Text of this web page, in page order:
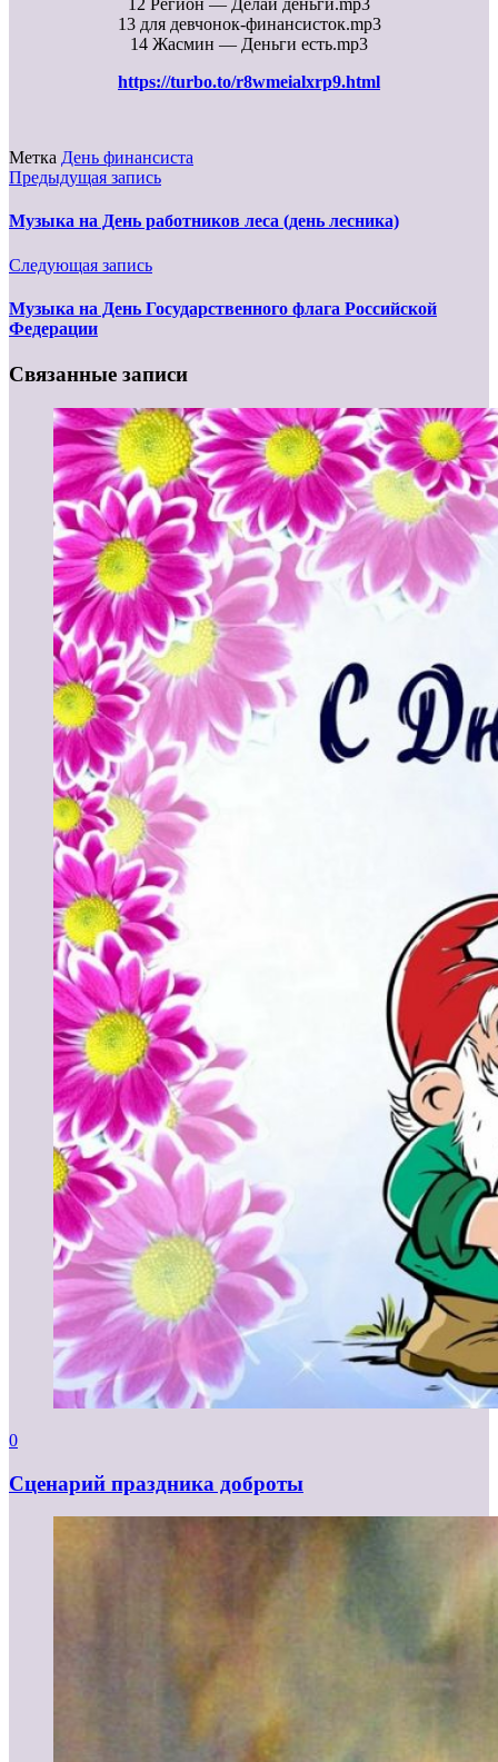
12 Регион — Делай деньги.mp3
13 для девчонок-финансисток.mp3
14 Жасмин — Деньги есть.mp3
https://turbo.to/r8wmeialxrp9.html
Метка День финансиста
Предыдущая запись
Музыка на День работников леса (день лесника)
Следующая запись
Музыка на День Государственного флага Российской
Федерации
Связанные записи
0
Сценарий праздника доброты